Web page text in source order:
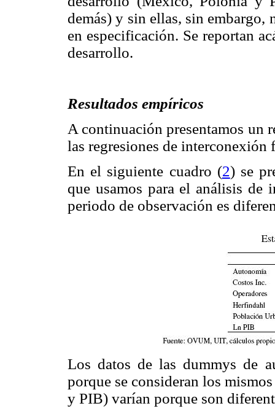
demás) y sin ellas, sin embargo,
en especificación. Se reportan
desarrollo.
Resultados empíricos
A continuación presentamos un
las regresiones de interconexión
En el siguiente cuadro (2) se
que usamos para el análisis
periodo de observación es
Los datos de las dummys de
porque se consideran los
y PIB) varían porque son